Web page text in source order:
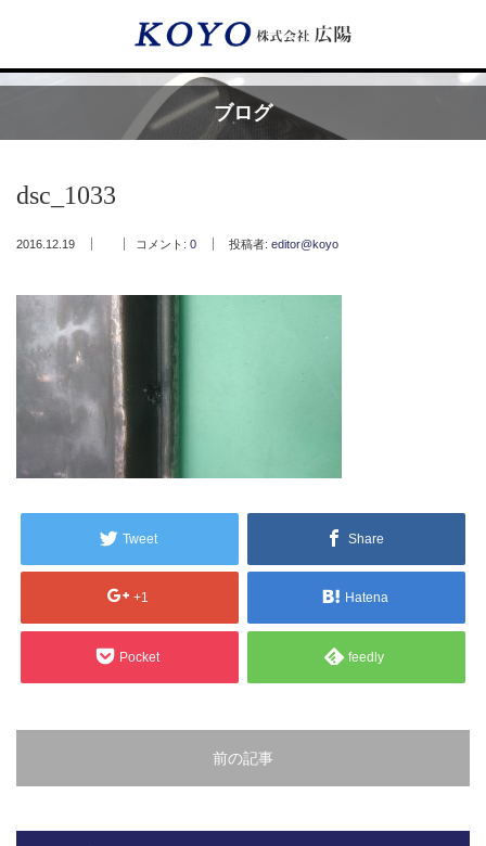
ブログ
dsc_1033
2016.12.19 コメント: 0 投稿者: editor@koyo
Tweet Share
+1 Hatena
Pocket feedly
前の記事
Menu
フッ素樹脂コーティング
フッ素樹脂ベルト
取付工事・メンテナンス
最近の記事
2023.10.20
今まで使用が出来ないとされていた小
型ベルトコンベアでも使用可能なフッ
2022.6.20
ルトの繋ぎ…